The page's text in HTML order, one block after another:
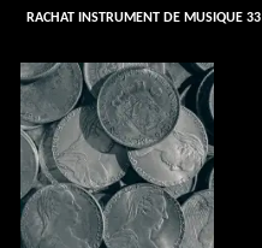
RACHAT INSTRUMENT DE MUSIQUE 33